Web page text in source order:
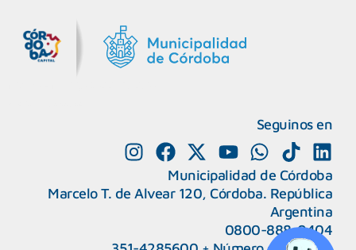
Seguinos en
Municipalidad de Córdoba
Marcelo T. de Alvear 120, Córdoba. República
Argentina
0800-888-0404